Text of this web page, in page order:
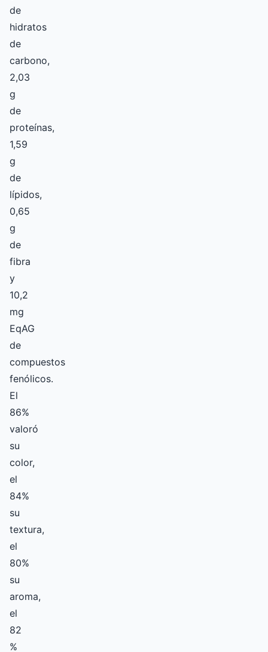
de
hidratos
de
carbono,
2,03
g
de
proteínas,
1,59
g
de
lípidos,
0,65
g
de
fibra
y
10,2
mg
EqAG
de
compuestos
fenólicos.
El
86%
valoró
su
color,
el
84%
su
textura,
el
80%
su
aroma,
el
82
%